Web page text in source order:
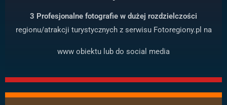
3 Profesjonalne fotografie w dużej rozdzielczości
regionu/atrakcji turystycznych z serwisu Fotoregiony.pl na
www obiektu lub do social media